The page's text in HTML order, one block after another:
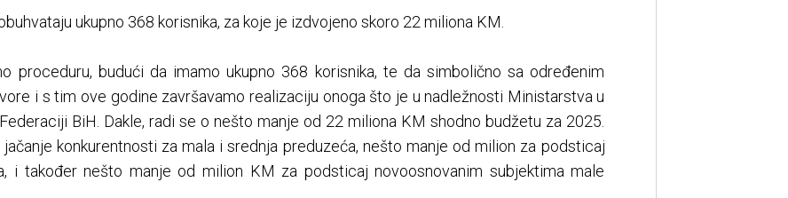
ukupno 368 korisnika, za koje je izdvojeno skoro 22 miliona KM.
proceduru, budući da imamo ukupno 368 korisnika, te da simbolično sa određenim
i s tim ove godine završavamo realizaciju onoga što je u nadležnosti Ministarstva u
BiH. Dakle, radi se o nešto manje od 22 miliona KM shodno budžetu za 2025.
konkurentnosti za mala i srednja preduzeća, nešto manje od milion za podsticaj
i također nešto manje od milion KM za podsticaj novoosnovanim subjektima male